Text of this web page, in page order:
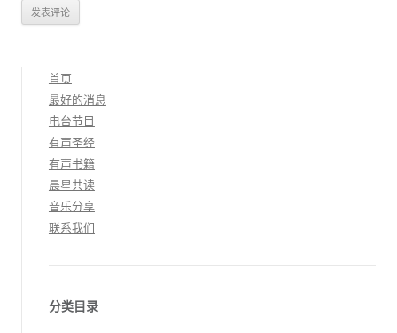
首页
最好的消息
电台节目
有声圣经
有声书籍
晨星共读
音乐分享
联系我们
分类目录